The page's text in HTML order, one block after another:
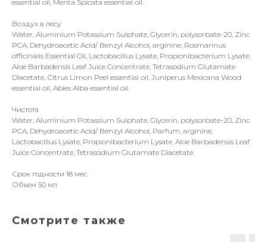
essential oil, Menta Spicata essential oil.
Воздух в лесу
Water, Aluminium Potassium Sulphate, Glycerin, polysorbate-20, Zinc
PCA, Dehydroacetic Acid/ Benzyl Alcohol, arginine, Rosmarinus
officinalis Essential Oil, Lactobacillus Lysate, Propionibacterium Lysate,
Aloe Barbadensis Leaf Juice Concentrate, Tetrasodium Glutamate
Diacetate, Сitrus Limon Peel essential oil, Juniperus Mexicana Wood
essential oil, Abies Alba essential oil.
Чистота
Water, Aluminium Potassium Sulphate, Glycerin, polysorbate-20, Zinc
PCA, Dehydroacetic Acid/ Benzyl Alcohol, Parfum, arginine,
Lactobacillus Lysate, Propionibacterium Lysate, Aloe Barbadensis Leaf
Juice Concentrate, Tetrasodium Glutamate Diacetate.
Срок годности 18 мес
Объем 50 мл
Смотрите также